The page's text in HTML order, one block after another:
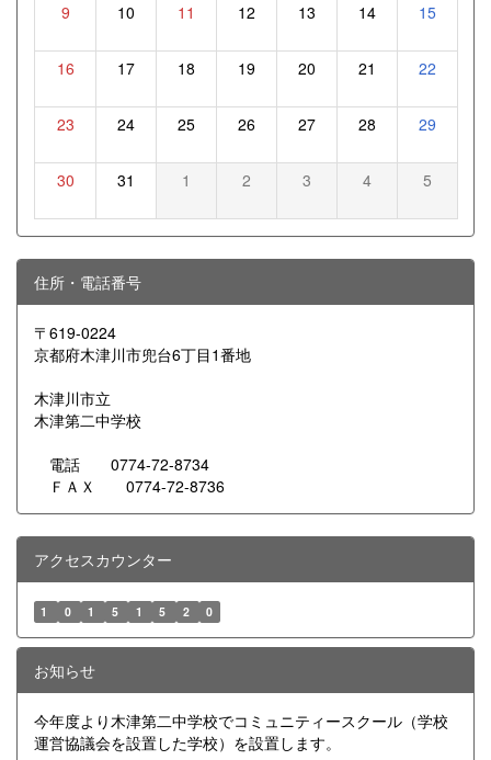
9 10 11 12 13 14 15
16 17 18 19 20 21 22
23 24 25 26 27 28 29
30 31 1 2 3 4 5
住所・電話番号
〒619-0224
京都府木津川市兜台6丁目1番地
木津川市立
木津第二中学校
電話 0774-72-8734
ＦＡＸ 0774-72-8736
アクセスカウンター
1 0 1 5 1 5 2 0
お知らせ
今年度より木津第二中学校でコミュニティースクール（学校
運営協議会を設置した学校）を設置します。